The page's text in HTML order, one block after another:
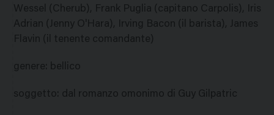
Wessel (Cherub), Frank Puglia (capitano Carpolis), Iris
Adrian (Jenny O'Hara), Irving Bacon (il barista), James
Flavin (il tenente comandante)
genere: bellico
soggetto: dal romanzo omonimo di Guy Gilpatric